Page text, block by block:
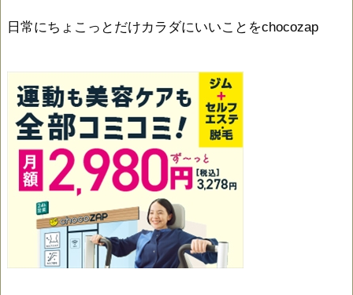
日常にちょこっとだけカラダにいいことをchocozap